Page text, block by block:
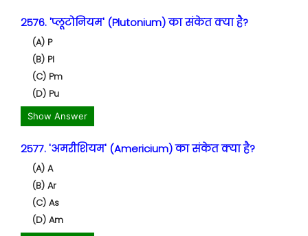
2576. 'प्लूटोनियम' (Plutonium) का संकेत क्या है?
(A) P
(B) Pl
(C) Pm
(D) Pu
Show Answer
2577. 'अमरीशियम' (Americium) का संकेत क्या है?
(A) A
(B) Ar
(C) As
(D) Am